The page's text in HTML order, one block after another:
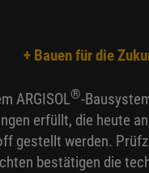
+ Bauen für die
ARGISOL®-
erfüllt, die heute
gestellt werden.
bestätigen die